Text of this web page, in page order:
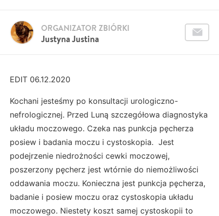
Justyna Justina
ORGANIZATOR ZBIÓRKI
EDIT 06.12.2020
Kochani jesteśmy po konsultacji urologiczno-
nefrologicznej. Przed Luną szczegółowa diagnostyka
układu moczowego. Czeka nas punkcja pęcherza
posiew i badania moczu i cystoskopia. Jest
podejrzenie niedrożności cewki moczowej,
poszerzony pęcherz jest wtórnie do niemożliwości
oddawania moczu. Konieczna jest punkcja pęcherza,
badanie i posiew moczu oraz cystoskopia układu
moczowego. Niestety koszt samej cystoskopii to